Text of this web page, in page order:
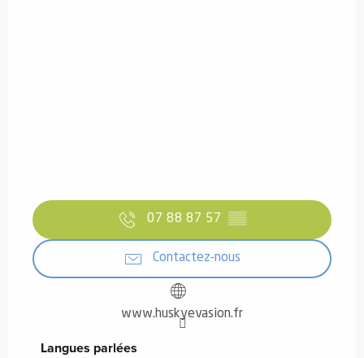
07 88 87 57 ▒▒
Contactez-nous
www.huskyevasion.fr
Langues parlées
Langues parlées